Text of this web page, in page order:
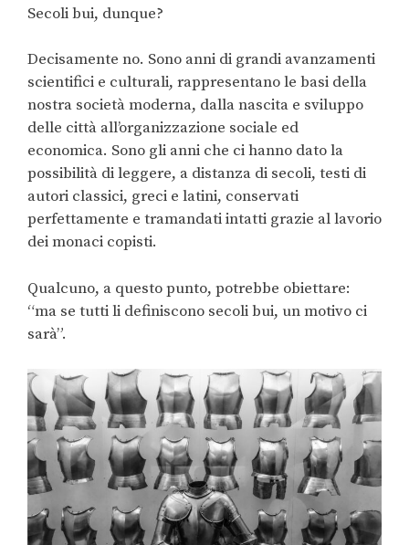
Secoli bui, dunque?
Decisamente no. Sono anni di grandi avanzamenti
scientifici e culturali, rappresentano le basi della
nostra società moderna, dalla nascita e sviluppo
delle città all’organizzazione sociale ed
economica. Sono gli anni che ci hanno dato la
possibilità di leggere, a distanza di secoli, testi di
autori classici, greci e latini, conservati
perfettamente e tramandati intatti grazie al lavorio
dei monaci copisti.
Qualcuno, a questo punto, potrebbe obiettare:
“ma se tutti li definiscono secoli bui, un motivo ci
sarà”.